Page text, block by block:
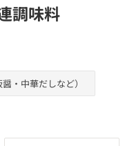
調味料
・中華だしなど）